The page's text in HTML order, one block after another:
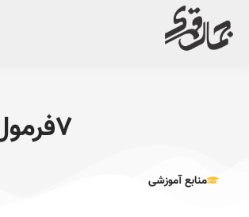
۷فرمول فروش
منابع آموزشی